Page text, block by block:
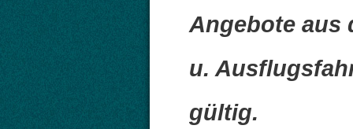
Angebote aus
u.
gültig.